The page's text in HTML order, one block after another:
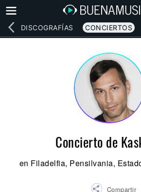
DISCOGRAFÍAS CONCIERTOS
Concierto de
en Filadelfia, Pensilvania,
Compartir